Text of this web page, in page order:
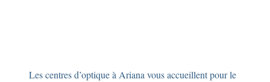
Les centres d’optique à Ariana vous accueillent pour le